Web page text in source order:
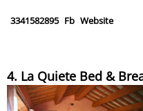
3341582895 Fb Website
4. La Quiete Bed &